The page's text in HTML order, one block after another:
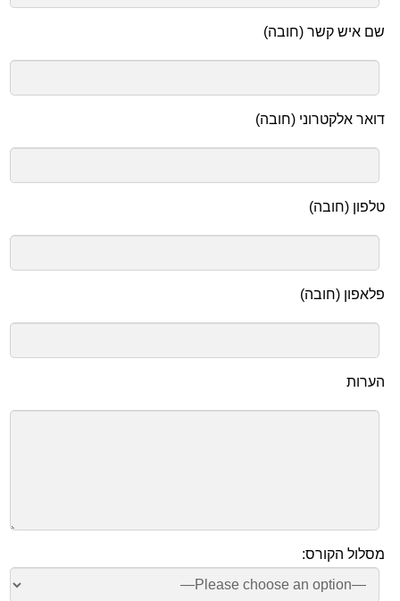
שם איש קשר (חובה)
דואר אלקטרוני (חובה)
טלפון (חובה)
פלאפון (חובה)
הערות
מסלול הקורס: